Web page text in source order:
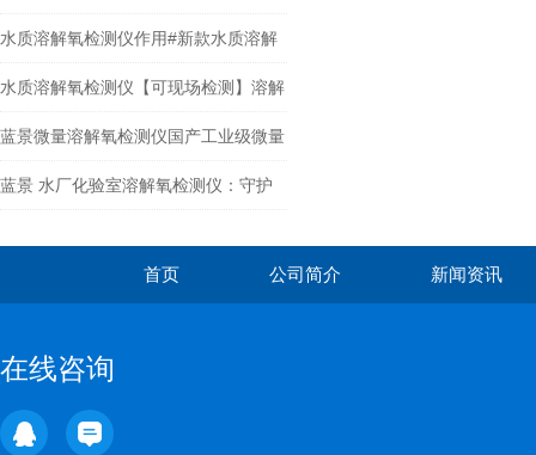
氧检测仪新品上市
水质溶解氧检测仪作用#新款水质溶解
氧检测仪#
水质溶解氧检测仪【可现场检测】溶解
氧快速检测仪
蓝景微量溶解氧检测仪国产工业级微量
溶氧检测方案
蓝景 水厂化验室溶解氧检测仪：守护
首页 公司简介 新闻资讯
在线咨询